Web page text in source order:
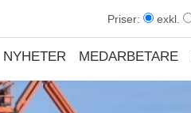
Priser: exkl.
NYHETER MEDARBETARE